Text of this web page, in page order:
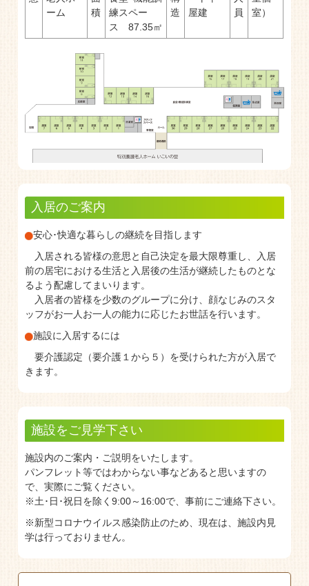
ーム
積
練スペー
ス 87.35㎡
造
屋建
員
室）
入居のご案内
安心･快適な暮らしの継続を目指します
入居される皆様の意思と自己決定を最大限尊重し、入居
前の居宅における生活と入居後の生活が継続したものとな
るよう配慮してまいります。
入居者の皆様を少数のグループに分け、顔なじみのスタ
ッフがお一人お一人の能力に応じたお世話を行います。
施設に入居するには
要介護認定（要介護１から５）を受けられた方が入居で
きます。
施設をご見学下さい
施設内のご案内・ご説明をいたします。
パンフレット等ではわからない事などあると思いますの
で、実際にご覧ください。
※土･日･祝日を除く9:00～16:00で、事前にご連絡下さい。
※新型コロナウイルス感染防止のため、現在は、施設内見
学は行っておりません。